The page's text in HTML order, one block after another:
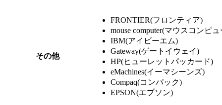
その他
FRONTIER(フロンティア)
mouse computer(マウスコンピ
IBM(アイビーエム)
Gateway(ゲートイウェイ)
HP(ヒューレットパッカード)
eMachines(イーマシーンズ)
Compaq(コンパック)
EPSON(エプソン)